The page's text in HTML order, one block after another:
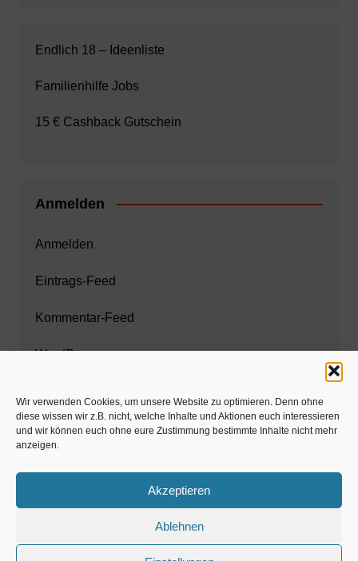
Wir verwenden Cookies, um unsere Website zu optimieren. Denn ohne
diese wissen wir z.B. nicht, welche Inhalte und Aktionen euch interessieren
und wir können euch ohne eure Zustimmung bestimmte Inhalte nicht mehr
anzeigen.
Akzeptieren
Ablehnen
Endlich 18 – Ideenliste
Familienhilfe Jobs
15 € Cashback Gutschein
Anmelden
Anmelden
Eintrags-Feed
Kommentar-Feed
WordPress.org
Zahnarzt München
www.estaregistrierung.org – ESTA
©familös - dieTestfamilie -